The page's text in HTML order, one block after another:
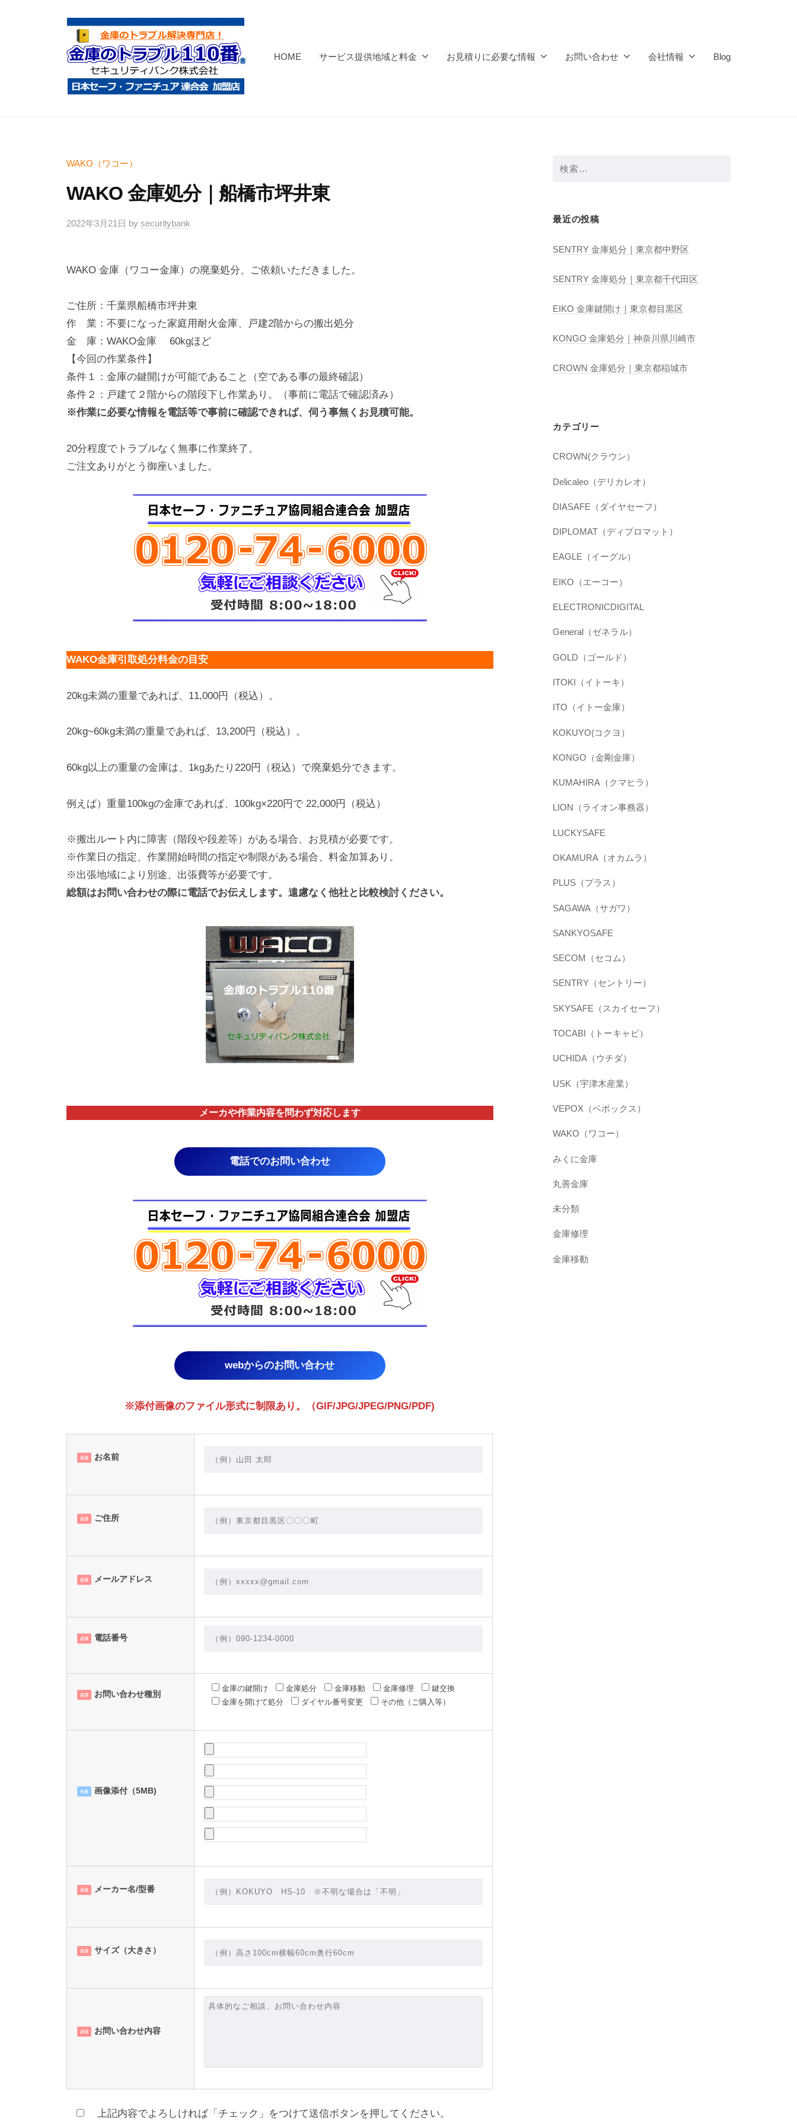
ト
ラ
ブ
ル
1
番
・
分
修
理
等
の
専
門
店
HOME サービス提供地域と料金 お見積りに必要な情報 お問い合わせ 会社情報 Blog
WAKO（ワコー）
WAKO 金庫処分｜船橋市坪井東
2022年3月21日 by securitybank
WAKO 金庫（ワコー金庫）の廃棄処分、ご依頼いただきました。
ご住所：千葉県船橋市坪井東
作 業：不要になった家庭用耐火金庫、戸建2階からの搬出処分
金 庫：WAKO金庫 60kgほど
【今回の作業条件】
条件１：金庫の鍵開けが可能であること（空である事の最終確認）
条件２：戸建て２階からの階段下し作業あり。（事前に電話で確認済み）
※作業に必要な情報を電話等で事前に確認できれば、伺う事無くお見積可能。
20分程度でトラブルなく無事に作業終了。
ご注文ありがとう御座いました。
WAKO金庫引取処分料金の目安
20kg未満の重量であれば、11,000円（税込）。
20kg~60kg未満の重量であれば、13,200円（税込）。
60kg以上の重量の金庫は、1kgあたり220円（税込）で廃棄処分できます。
例えば）重量100kgの金庫であれば、100kg×220円で 22,000円（税込）
※搬出ルート内に障害（階段や段差等）がある場合、お見積が必要です。
※作業日の指定、作業開始時間の指定や制限がある場合、料金加算あり。
※出張地域により別途、出張費等が必要です。
総額はお問い合わせの際に電話でお伝えします。遠慮なく他社と比較検討ください。
メーカや作業内容を問わず対応します
電話でのお問い合わせ
webからのお問い合わせ
※添付画像のファイル形式に制限あり。（GIF/JPG/JPEG/PNG/PDF)
必須 お名前
必須 ご住所
必須 メールアドレス
必須 電話番号
必須 お問い合わせ種別
金庫の鍵開け 金庫処分 金庫移動 金庫修理
鍵交換
金庫を開けて処分
ダイヤル番号変更 その他（ご購入等）
任意 画像添付（5MB)
必須 メーカー名/型番
必須 サイズ（大きさ）
必須 お問い合わせ内容
上記内容でよろしければ「チェック」をつけて送信ボタンを押してください。
検
最近の投稿
SENTRY 金庫処分｜東京都中野区
SENTRY 金庫処分｜東京都千代田区
EIKO 金庫鍵開け｜東京都目黒区
KONGO 金庫処分｜神奈川県川崎市
CROWN 金庫処分｜東京都稲城市
カテゴリー
CROWN(クラウン）
Delicaleo（デリカレオ）
DIASAFE（ダイヤセーフ）
DIPLOMAT（ディプロマット）
EAGLE（イーグル）
EIKO（エーコー）
ELECTRONICDIGITAL
General（ゼネラル）
GOLD（ゴールド）
ITOKI（イトーキ）
ITO（イトー金庫）
KOKUYO(コクヨ）
KONGO（金剛金庫）
KUMAHIRA（クマヒラ）
LION（ライオン事務器）
LUCKYSAFE
OKAMURA（オカムラ）
PLUS（プラス）
SAGAWA（サガワ）
SANKYOSAFE
SECOM（セコム）
SENTRY（セントリー）
SKYSAFE（スカイセーフ）
TOCABI（トーキャビ）
UCHIDA（ウチダ）
USK（宇津木産業）
VEPOX（ベポックス）
WAKO（ワコー）
みくに金庫
丸善金庫
未分類
金庫修理
金庫移動
庫
の
ト
ラ
ブ
ル
番